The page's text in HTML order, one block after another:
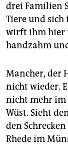
drei Familien
Tiere und
wirft ihm hier
handzahm
Mancher, der
nicht wieder.
nicht mehr im
Wüst. Sieht
den
Rhede im